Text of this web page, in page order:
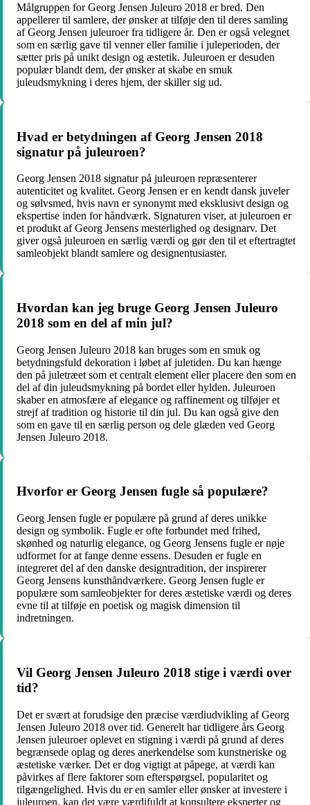
Målgruppen for Georg Jensen Juleuro 2018 er bred. Den
appellerer til samlere, der ønsker at tilføje den til deres samling
af Georg Jensen juleuroer fra tidligere år. Den er også velegnet
som en særlig gave til venner eller familie i juleperioden, der
sætter pris på unikt design og æstetik. Juleuroen er desuden
populær blandt dem, der ønsker at skabe en smuk
juleudsmykning i deres hjem, der skiller sig ud.
Hvad er betydningen af Georg Jensen 2018
signatur på juleuroen?
Georg Jensen 2018 signatur på juleuroen repræsenterer
autenticitet og kvalitet. Georg Jensen er en kendt dansk juveler
og sølvsmed, hvis navn er synonymt med eksklusivt design og
ekspertise inden for håndværk. Signaturen viser, at juleuroen er
et produkt af Georg Jensens mesterlighed og designarv. Det
giver også juleuroen en særlig værdi og gør den til et eftertragtet
samleobjekt blandt samlere og designentusiaster.
Hvordan kan jeg bruge Georg Jensen Juleuro
2018 som en del af min jul?
Georg Jensen Juleuro 2018 kan bruges som en smuk og
betydningsfuld dekoration i løbet af juletiden. Du kan hænge
den på juletræet som et centralt element eller placere den som en
del af din juleudsmykning på bordet eller hylden. Juleuroen
skaber en atmosfære af elegance og raffinement og tilføjer et
strejf af tradition og historie til din jul. Du kan også give den
som en gave til en særlig person og dele glæden ved Georg
Jensen Juleuro 2018.
Hvorfor er Georg Jensen fugle så populære?
Georg Jensen fugle er populære på grund af deres unikke
design og symbolik. Fugle er ofte forbundet med frihed,
skønhed og naturlig elegance, og Georg Jensens fugle er nøje
udformet for at fange denne essens. Desuden er fugle en
integreret del af den danske designtradition, der inspirerer
Georg Jensens kunsthåndværkere. Georg Jensen fugle er
populære som samleobjekter for deres æstetiske værdi og deres
evne til at tilføje en poetisk og magisk dimension til
indretningen.
Vil Georg Jensen Juleuro 2018 stige i værdi over
tid?
Det er svært at forudsige den præcise værdiudvikling af Georg
Jensen Juleuro 2018 over tid. Generelt har tidligere års Georg
Jensen juleuroer oplevet en stigning i værdi på grund af deres
begrænsede oplag og deres anerkendelse som kunstneriske og
æstetiske værker. Det er dog vigtigt at påpege, at værdi kan
påvirkes af flere faktorer som efterspørgsel, popularitet og
tilgængelighed. Hvis du er en samler eller ønsker at investere i
juleuroen, kan det være værdifuldt at konsultere eksperter og